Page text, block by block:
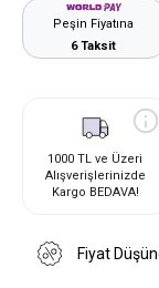
Peşin Fiyatına
6 Taksit
1000 TL ve Üzeri
Alışverişlerinizde
Kargo BEDAVA!
Fiyat